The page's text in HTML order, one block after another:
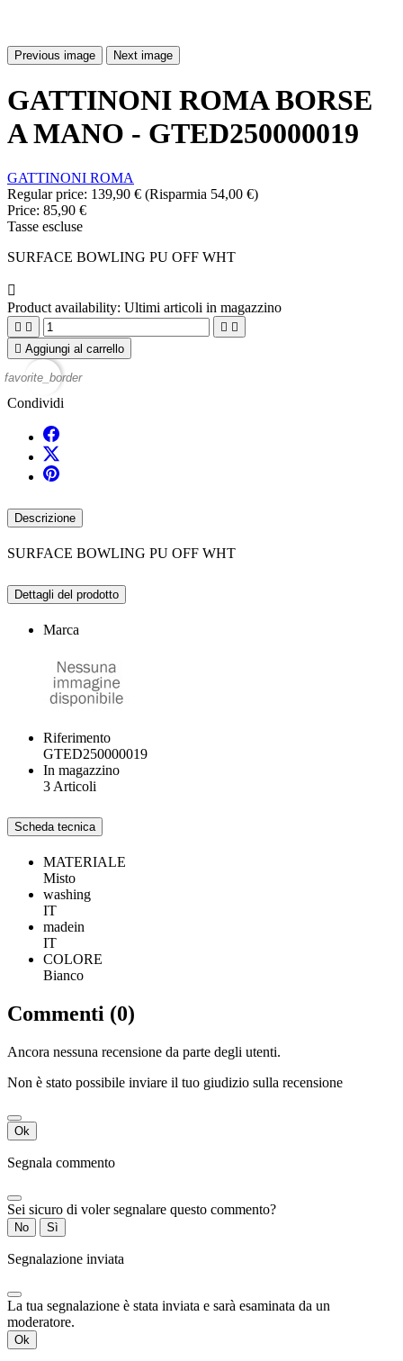
Previous image Next image
GATTINONI ROMA BORSE
A MANO - GTED250000019
GATTINONI ROMA
Regular price: 139,90 € (Risparmia 54,00 €)
Price: 85,90 €
Tasse escluse
SURFACE BOWLING PU OFF WHT

Product availability: Ultimi articoli in magazzino
   
 Aggiungi al carrello
favorite_border
Condividi
Descrizione
SURFACE BOWLING PU OFF WHT
Dettagli del prodotto
Marca
Riferimento
GTED250000019
In magazzino
3 Articoli
Scheda tecnica
MATERIALE
Misto
washing
IT
madein
IT
COLORE
Bianco
Commenti (0)
Ancora nessuna recensione da parte degli utenti.
Non è stato possibile inviare il tuo giudizio sulla recensione
Ok
Segnala commento
Sei sicuro di voler segnalare questo commento?
No Sì
Segnalazione inviata
La tua segnalazione è stata inviata e sarà esaminata da un
moderatore.
Ok